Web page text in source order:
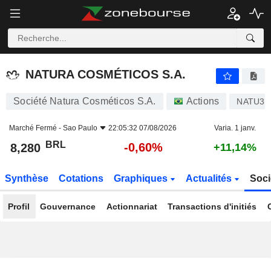
NATURA COSMÉTICOS S.A.
NATURA COSMÉTICOS S.A.
Société Natura Cosméticos S.A. Actions NATU3
Marché Fermé - Sao Paulo 22:05:32 07/08/2026 Varia. 1 janv.
8,280 BRL -0,60% +11,14%
Synthèse Cotations Graphiques Actualités
Profil Gouvernance Actionnariat Transactions d'initiés